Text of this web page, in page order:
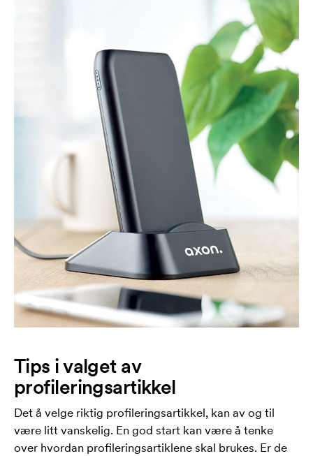
Tips i valget av
profileringsartikkel
Det å velge riktig profileringsartikkel, kan av og til
være litt vanskelig. En god start kan være å tenke
over hvordan profileringsartiklene skal brukes. Er de